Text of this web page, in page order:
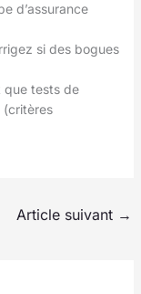
d’assurance
si des bogues
que tests de
(critères
Article suivant →